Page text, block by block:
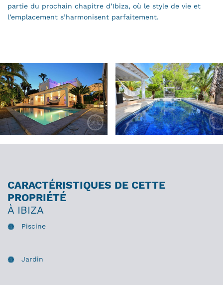
partie du prochain chapitre d’Ibiza, où le style de vie et
l’emplacement s’harmonisent parfaitement.
CARACTÉRISTIQUES DE CETTE
PROPRIÉTÉ
À IBIZA
Piscine
Jardin